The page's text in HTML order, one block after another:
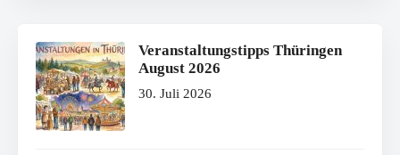
Veranstaltungstipps Thüringen
August 2026
30. Juli 2026